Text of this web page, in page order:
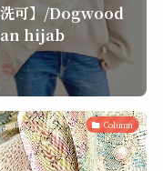
洗可】/Dogwood
hijab
Column